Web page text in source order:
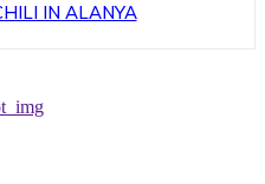
IN ALANYA